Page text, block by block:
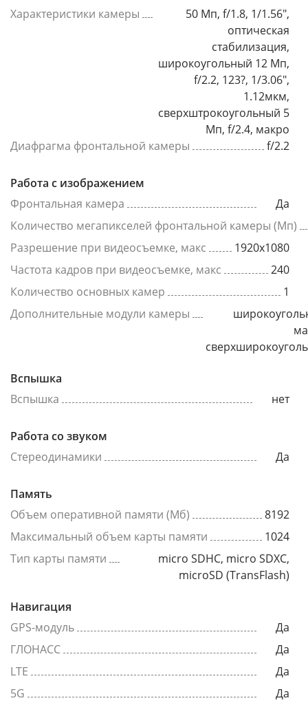
Характеристики камеры
50 Мп, f/1.8, 1/1.56",
оптическая
стабилизация,
широкоугольный 12 Мп,
f/2.2, 123?, 1/3.06",
1.12мкм,
сверхштрокоугольный 5
Мп, f/2.4, макро
Диафрагма фронтальной камеры
f/2.2
Работа с изображением
Фронтальная камера
Да
Количество мегапикселей фронтальной камеры (Мп)
Разрешение при видеосъемке, макс
1920x1080
Частота кадров при видеосъемке, макс
240
Количество основных камер
1
Дополнительные модули камеры
Вспышка
Вспышка
нет
Работа со звуком
Стереодинамики
Да
Память
Объем оперативной памяти (Мб)
8192
Максимальный объем карты памяти
1024
Тип карты памяти
micro SDHC, micro SDXC,
microSD (TransFlash)
Навигация
GPS-модуль
Да
ГЛОНАСС
Да
LTE
Да
5G
Да